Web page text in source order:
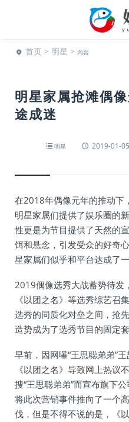
首页 > 明星 > 内容
明星家属抢滩偶
途成迷
明星 2019-01-
在2018年偶像元年的推动下
明星家属们提供了娱乐圈的
性更是为节目提供了天然的
饵和悬念，引发受众的好奇
星家属们似乎和平台达成了一
2019偶像选秀大战蓄势待发
《以团之名》等选秀综艺召
选秀的同质化对垒之间，抢
造势成为了选秀节目的固定套
早前，因网曝“王思聪弟弟”
《以团之名》导致网上热议
搜“王思聪弟弟”而宣布旗下
将此次营销事件推向了一个
伐，但是不得不说的是，《